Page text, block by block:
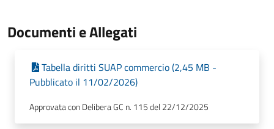
Documenti e Allegati
Tabella diritti SUAP commercio (2,45 MB -
Pubblicato il 11/02/2026)
Approvata con Delibera GC n. 115 del 22/12/2025